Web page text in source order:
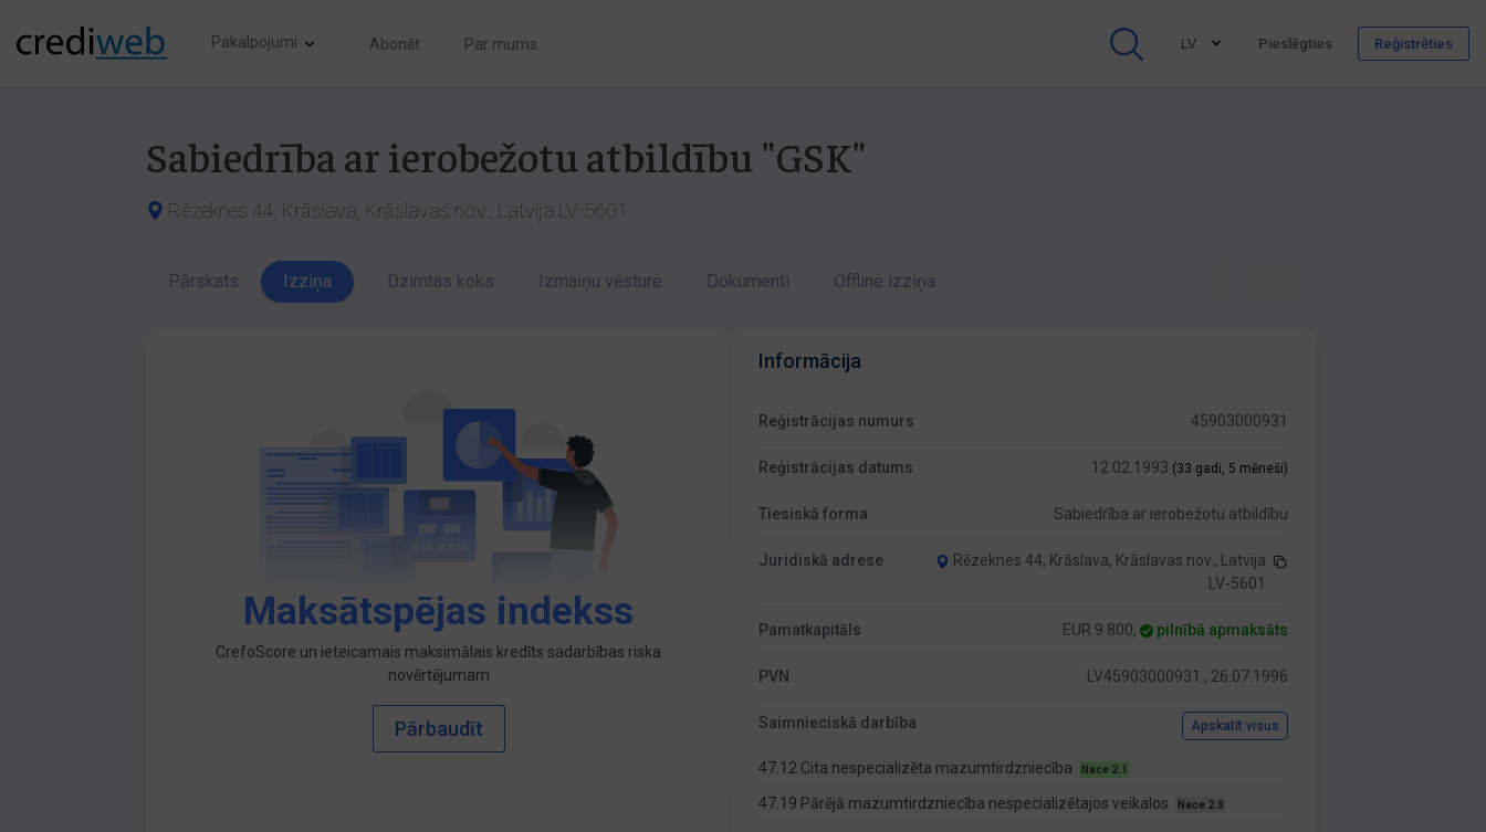
Pakalpojumi Abonēt Par mums LV Pieslēgties Reģistrēties
Sabiedrība ar ierobežotu atbildību "GSK"
Rēzeknes 44, Krāslava, Krāslavas nov., Latvija LV-5601
Pārskats Izziņa Dzimtas koks Izmaiņu vēsture Dokumenti Offline izziņa
Maksātspējas indekss
CrefoScore un ieteicamais maksimālais kredīts sadarbības riska
novērtējumam
Pārbaudīt
Informācija
Reģistrācijas numurs 45903000931
Reģistrācijas datums 12.02.1993 (33 gadi, 5 mēneši)
Tiesiskā forma Sabiedrība ar ierobežotu atbildību
Juridiskā adrese
Rēzeknes 44, Krāslava, Krāslavas nov., Latvija
LV-5601
Pamatkapitāls EUR 9 800, pilnībā apmaksāts
PVN LV45903000931 , 26.07.1996
Saimnieciskā darbība Apskatīt visus
47.12 Cita nespecializēta mazumtirdzniecība Nace 2.1
47.19 Pārējā mazumtirdzniecība nespecializētajos veikalos Nace 2.0